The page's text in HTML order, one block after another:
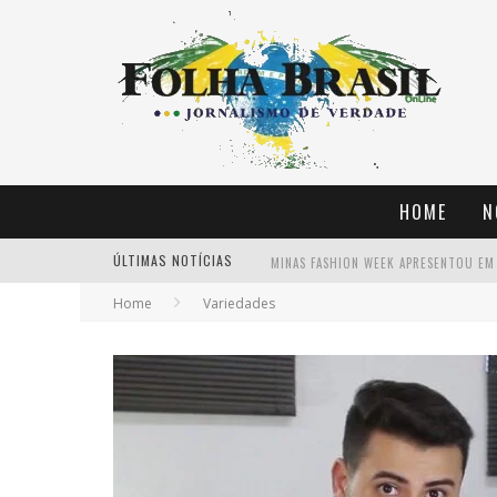
HOME
ÚLTIMAS NOTÍCIAS
INSCRIÇÕES PARA O PRIX PHOTO
LARI SOL MODA PRAIA VAI PROMOVER
Home Variedades